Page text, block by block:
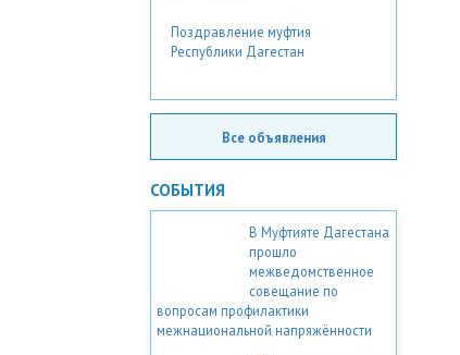
Поздравление муфтия
Республики Дагестан
Все объявления
СОБЫТИЯ
В Муфтияте Дагестана
прошло
межведомственное
совещание по
вопросам профилактики
межнациональной напряжённости